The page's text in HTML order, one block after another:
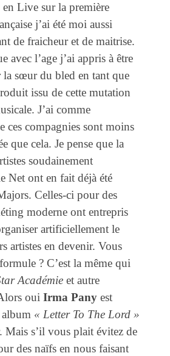
Live sur la première
j’ai été moi aussi
de fraicheur et de maitrise.
avec l’age j’ai appris à être
la sœur du bled en tant que
issu de cette mutation
J’ai comme
ces compagnies sont moins
que cela. Je pense que la
soudainement
Net ont en fait déjà été
Celles-ci pour des
moderne ont entrepris
artificiellement le
artistes en devenir. Vous
? C’est la même qui
Académie et autre
oui Irma Pany est
« Letter To The Lord »
Mais s’il vous plait évitez de
des naïfs en nous faisant